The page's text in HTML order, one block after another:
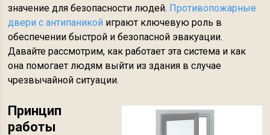
значение для безопасности людей. Противопожарные
двери с антипаникой играют ключевую роль в
обеспечении быстрой и безопасной эвакуации.
Давайте рассмотрим, как работает эта система и как
она помогает людям выйти из здания в случае
чрезвычайной ситуации.
Принцип
работы